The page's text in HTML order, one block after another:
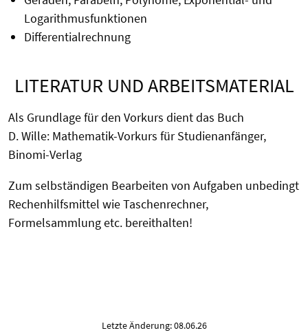
Logarithmusfunktionen
Differentialrechnung
LITERATUR UND ARBEITSMATERIAL
Als Grundlage für den Vorkurs dient das Buch
D. Wille: Mathematik-Vorkurs für Studienanfänger,
Binomi-Verlag
Zum selbständigen Bearbeiten von Aufgaben unbedingt
Rechenhilfsmittel wie Taschenrechner,
Formelsammlung etc. bereithalten!
Letzte Änderung: 08.06.26